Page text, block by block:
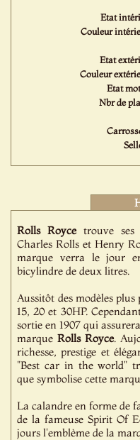
Etat
Couleur
Etat
Couleur
Etat
Nbr de
Rolls Roycetrouve ses
Charles Rolls et Henry
marque verra le jour
bicylindre de deux litres.
Aussitôt des modèles
15, 20 et 30HP.
sortie en 1907 qui
marqueRolls Royce.
richesse, prestige et
"Best car in the world"
que symbolise cette
La calandre en forme de
de la fameuse Spirit Of
jours l'emblème de la